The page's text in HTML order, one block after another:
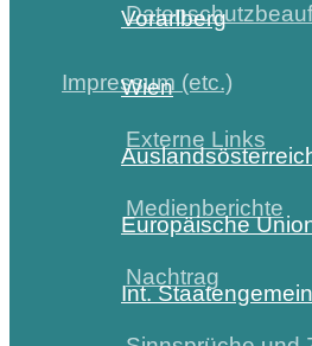
Impressum (etc.)
Externe Links
Medienberichte
Nachtrag
Vorarlberg
Wien
Europäische
Int.